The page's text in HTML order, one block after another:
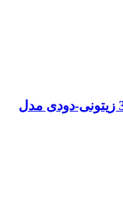
گوشی لیتمن (Littmann) کلاسیک 3 زیتونی-دودی مدل